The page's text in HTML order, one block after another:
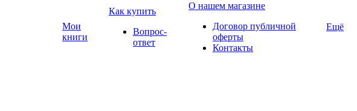
Мои
книги
Как купить
Вопрос-
ответ
О нашем магазине
Договор публичной
оферты
Контакты
Ещё